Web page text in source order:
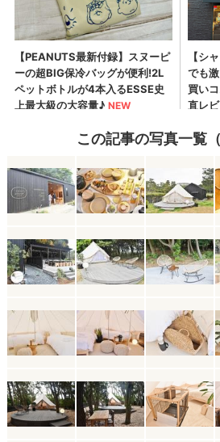
この記事の写真一覧